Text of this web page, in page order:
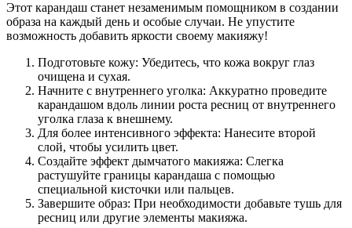
Этот карандаш станет незаменимым помощником в создании
образа на каждый день и особые случаи. Не упустите
возможность добавить яркости своему макияжу!
Подготовьте кожу: Убедитесь, что кожа вокруг глаз
очищена и сухая.
Начните с внутреннего уголка: Аккуратно проведите
карандашом вдоль линии роста ресниц от внутреннего
уголка глаза к внешнему.
Для более интенсивного эффекта: Нанесите второй
слой, чтобы усилить цвет.
Создайте эффект дымчатого макияжа: Слегка
растушуйте границы карандаша с помощью
специальной кисточки или пальцев.
Завершите образ: При необходимости добавьте тушь для
ресниц или другие элементы макияжа.